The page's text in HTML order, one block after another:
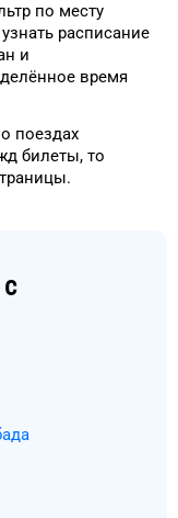
по месту
расписание
и
время
о поездах
билеты, то